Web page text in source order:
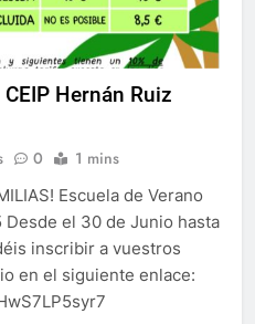
Hernán Ruiz
0 1 mins
Escuela de Verano
Desde el 30 de Junio hasta
inscribir a vuestros
en el siguiente enlace: